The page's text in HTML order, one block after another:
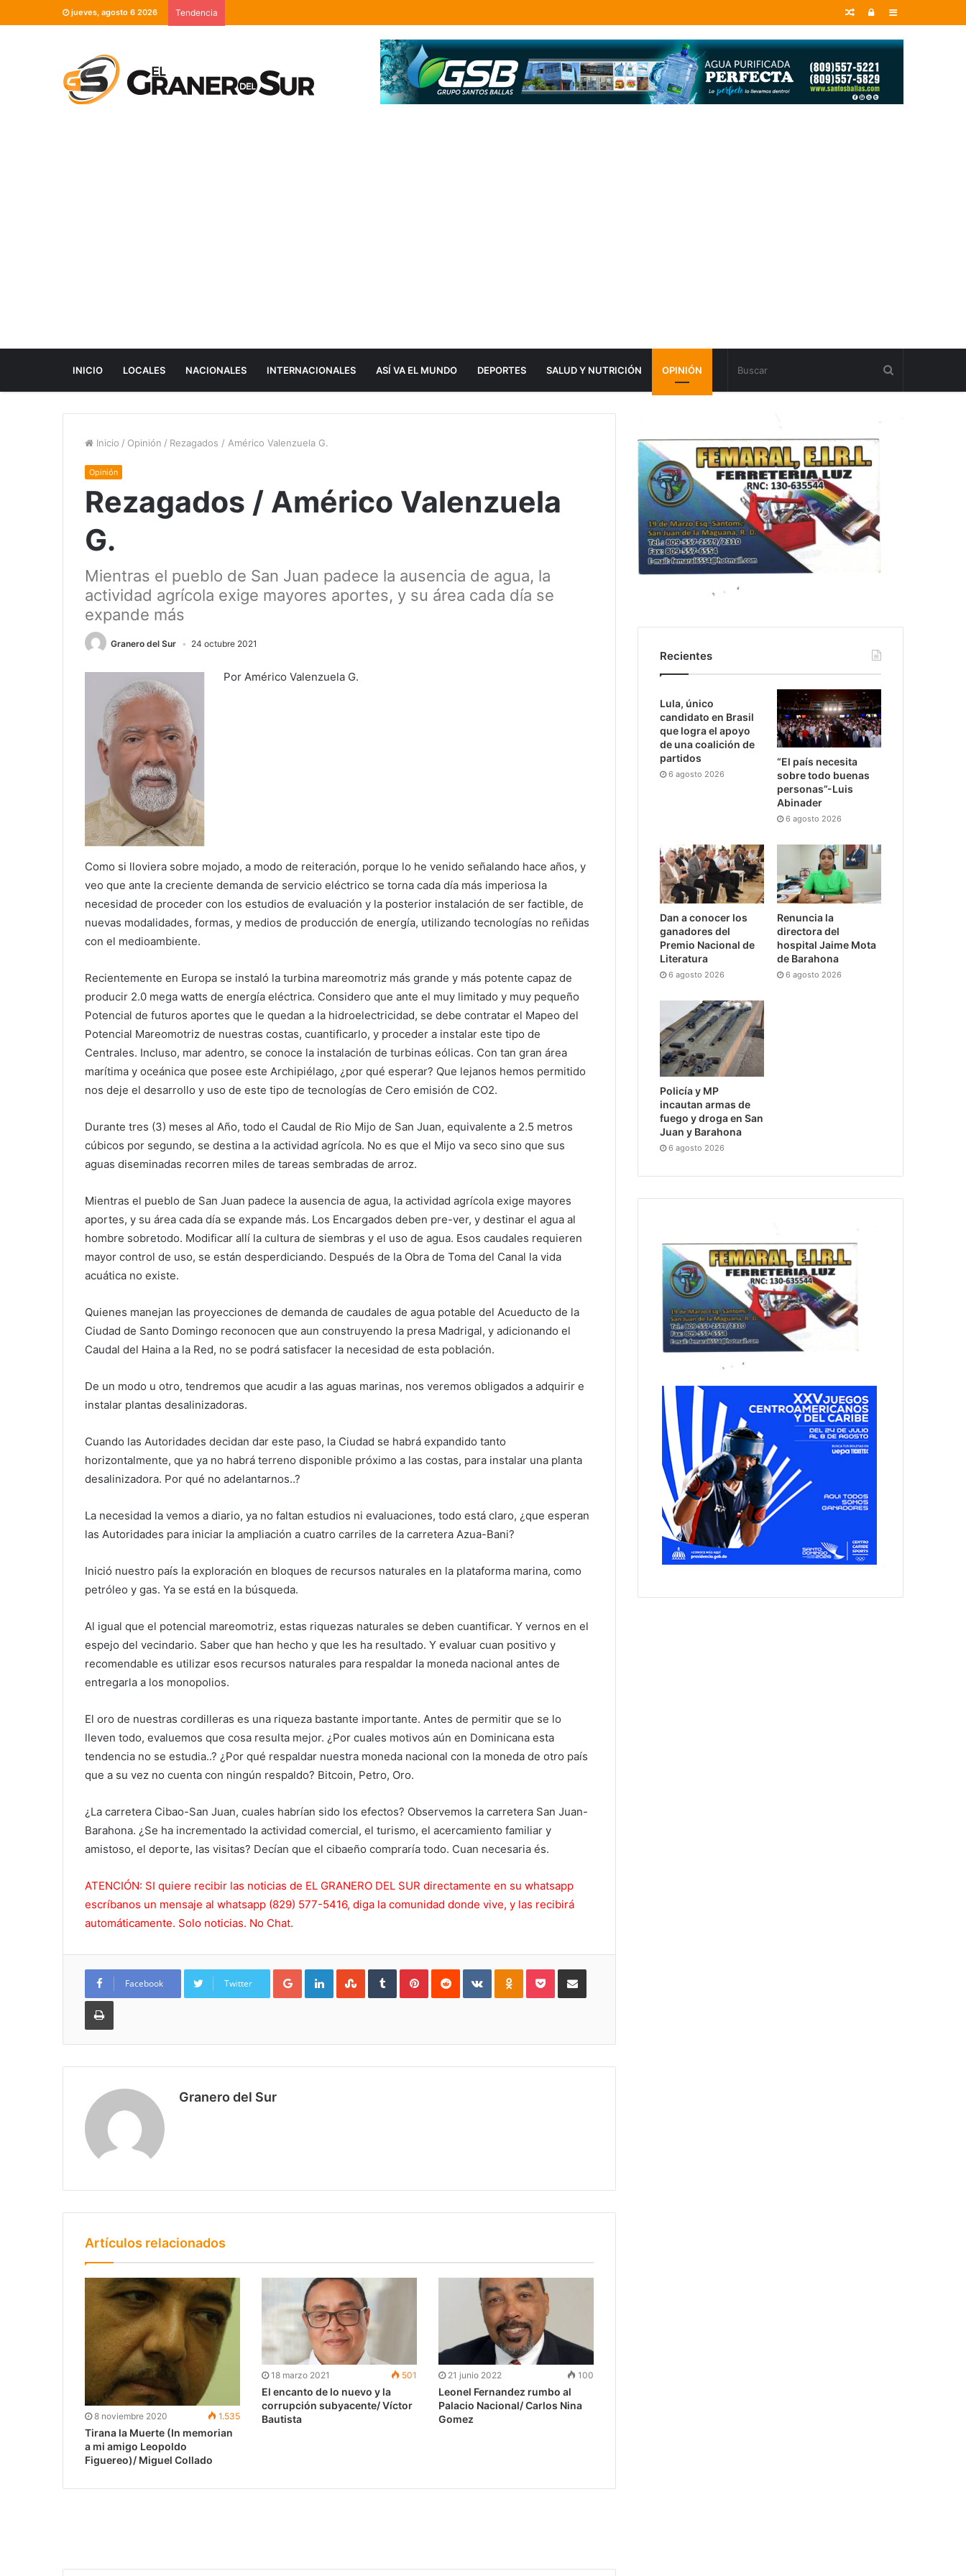
jueves, agosto 6 2026 Tendencia Sidebar
Entrar
Random
INICIO LOCALES NACIONALES INTERNACIONALES ASÍ VA EL MUNDO DEPORTES SALUD Y NUTRICIÓN OPINIÓN
Inicio / Opinión / Rezagados / Américo Valenzuela G.
Opinión
Rezagados / Américo Valenzuela
G.
Mientras el pueblo de San Juan padece la ausencia de agua, la
actividad agrícola exige mayores aportes, y su área cada día se
expande más
Granero del Sur 24 octubre 2021
Por Américo Valenzuela G.
Como si lloviera sobre mojado, a modo de reiteración, porque lo he venido señalando hace años, y
veo que ante la creciente demanda de servicio eléctrico se torna cada día más imperiosa la
necesidad de proceder con los estudios de evaluación y la posterior instalación de ser factible, de
nuevas modalidades, formas, y medios de producción de energía, utilizando tecnologías no reñidas
con el medioambiente.
Recientemente en Europa se instaló la turbina mareomotriz más grande y más potente capaz de
producir 2.0 mega watts de energía eléctrica. Considero que ante el muy limitado y muy pequeño
Potencial de futuros aportes que le quedan a la hidroelectricidad, se debe contratar el Mapeo del
Potencial Mareomotriz de nuestras costas, cuantificarlo, y proceder a instalar este tipo de
Centrales. Incluso, mar adentro, se conoce la instalación de turbinas eólicas. Con tan gran área
marítima y oceánica que posee este Archipiélago, ¿por qué esperar? Que lejanos hemos permitido
nos deje el desarrollo y uso de este tipo de tecnologías de Cero emisión de CO2.
Durante tres (3) meses al Año, todo el Caudal de Rio Mijo de San Juan, equivalente a 2.5 metros
cúbicos por segundo, se destina a la actividad agrícola. No es que el Mijo va seco sino que sus
aguas diseminadas recorren miles de tareas sembradas de arroz.
Mientras el pueblo de San Juan padece la ausencia de agua, la actividad agrícola exige mayores
aportes, y su área cada día se expande más. Los Encargados deben pre-ver, y destinar el agua al
hombre sobretodo. Modificar allí la cultura de siembras y el uso de agua. Esos caudales requieren
mayor control de uso, se están desperdiciando. Después de la Obra de Toma del Canal la vida
acuática no existe.
Quienes manejan las proyecciones de demanda de caudales de agua potable del Acueducto de la
Ciudad de Santo Domingo reconocen que aun construyendo la presa Madrigal, y adicionando el
Caudal del Haina a la Red, no se podrá satisfacer la necesidad de esta población.
De un modo u otro, tendremos que acudir a las aguas marinas, nos veremos obligados a adquirir e
instalar plantas desalinizadoras.
Cuando las Autoridades decidan dar este paso, la Ciudad se habrá expandido tanto
horizontalmente, que ya no habrá terreno disponible próximo a las costas, para instalar una planta
desalinizadora. Por qué no adelantarnos..?
La necesidad la vemos a diario, ya no faltan estudios ni evaluaciones, todo está claro, ¿que esperan
las Autoridades para iniciar la ampliación a cuatro carriles de la carretera Azua-Bani?
Inició nuestro país la exploración en bloques de recursos naturales en la plataforma marina, como
petróleo y gas. Ya se está en la búsqueda.
Al igual que el potencial mareomotriz, estas riquezas naturales se deben cuantificar. Y vernos en el
espejo del vecindario. Saber que han hecho y que les ha resultado. Y evaluar cuan positivo y
recomendable es utilizar esos recursos naturales para respaldar la moneda nacional antes de
entregarla a los monopolios.
El oro de nuestras cordilleras es una riqueza bastante importante. Antes de permitir que se lo
lleven todo, evaluemos que cosa resulta mejor. ¿Por cuales motivos aún en Dominicana esta
tendencia no se estudia..? ¿Por qué respaldar nuestra moneda nacional con la moneda de otro país
que a su vez no cuenta con ningún respaldo? Bitcoin, Petro, Oro.
¿La carretera Cibao-San Juan, cuales habrían sido los efectos? Observemos la carretera San Juan-
Barahona. ¿Se ha incrementado la actividad comercial, el turismo, el acercamiento familiar y
amistoso, el deporte, las visitas? Decían que el cibaeño compraría todo. Cuan necesaria és.
ATENCIÓN: SI quiere recibir las noticias de EL GRANERO DEL SUR directamente en su whatsapp
escríbanos un mensaje al whatsapp (829) 577-5416, diga la comunidad donde vive, y las recibirá
automáticamente. Solo noticias. No Chat.
Facebook Twitter
Google+LinkedInStumbleUpon
TumblrPinterestReddit VKontakteOdnoklassniki
PocketCompartir por Correo
Imprimir
Granero del Sur
Artículos relacionados
8 noviembre 2020 1.535
Tirana la Muerte (In memorian
a mi amigo Leopoldo
Figuereo)/ Miguel Collado
18 marzo 2021 501
El encanto de lo nuevo y la
corrupción subyacente/ Víctor
Bautista
21 junio 2022 100
Leonel Fernandez rumbo al
Palacio Nacional/ Carlos Nina
Gomez
Recientes
Lula, único
candidato en Brasil
que logra el apoyo
de una coalición de
partidos
6 agosto 2026
“El país necesita
sobre todo buenas
personas”-Luis
Abinader
6 agosto 2026
Dan a conocer los
ganadores del
Premio Nacional de
Literatura
6 agosto 2026
Renuncia la
directora del
hospital Jaime Mota
de Barahona
6 agosto 2026
Policía y MP
incautan armas de
fuego y droga en San
Juan y Barahona
6 agosto 2026